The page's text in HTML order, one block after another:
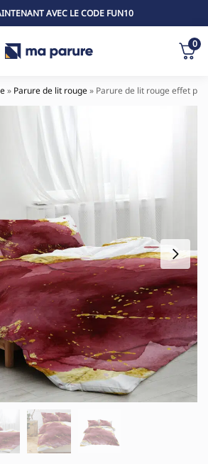
AVEC LE CODE FUN10
0
» Parure de lit rouge» Parure de lit rouge effet